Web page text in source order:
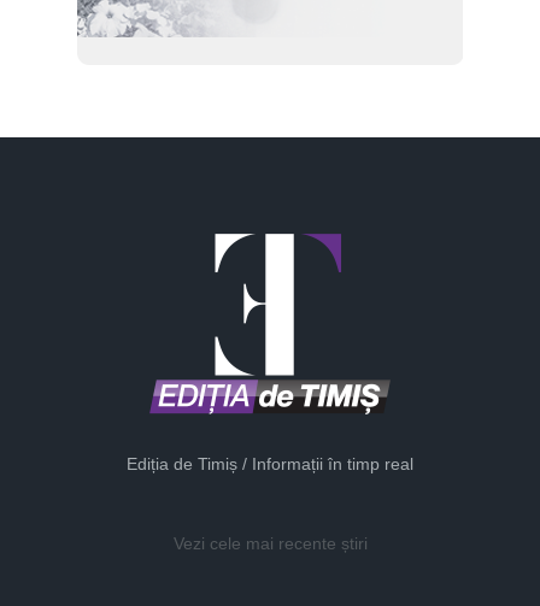
Ediția de Timiș / Informații în timp real
Vezi cele mai recente știri